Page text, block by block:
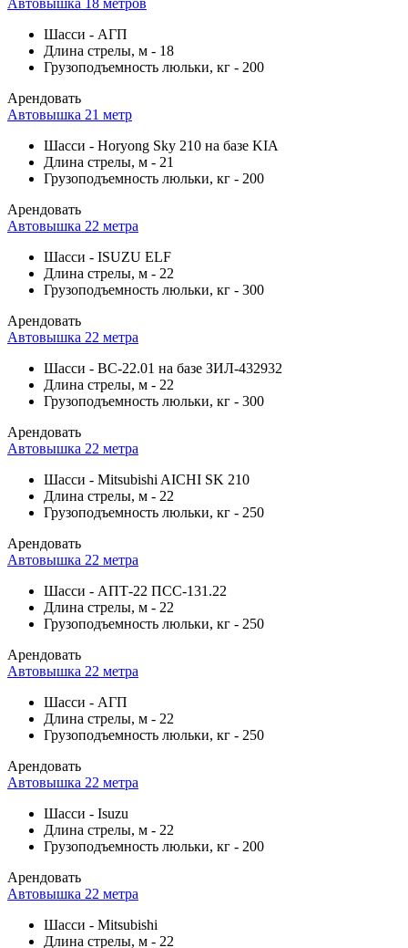
Шасси - АГП
Длина стрелы, м - 18
Грузоподъемность люльки, кг - 200
Арендовать
Автовышка 21 метр
Шасси - Horyong Sky 210 на базе KIA
Длина стрелы, м - 21
Грузоподъемность люльки, кг - 200
Арендовать
Автовышка 22 метра
Шасси - ISUZU ELF
Длина стрелы, м - 22
Грузоподъемность люльки, кг - 300
Арендовать
Автовышка 22 метра
Шасси - ВС-22.01 на базе ЗИЛ-432932
Длина стрелы, м - 22
Грузоподъемность люльки, кг - 300
Арендовать
Автовышка 22 метра
Шасси - Mitsubishi AICHI SK 210
Длина стрелы, м - 22
Грузоподъемность люльки, кг - 250
Арендовать
Автовышка 22 метра
Шасси - АПТ-22 ПСС-131.22
Длина стрелы, м - 22
Грузоподъемность люльки, кг - 250
Арендовать
Автовышка 22 метра
Шасси - АГП
Длина стрелы, м - 22
Грузоподъемность люльки, кг - 250
Арендовать
Автовышка 22 метра
Шасси - Isuzu
Длина стрелы, м - 22
Грузоподъемность люльки, кг - 200
Арендовать
Автовышка 22 метра
Шасси - Mitsubishi
Длина стрелы, м - 22